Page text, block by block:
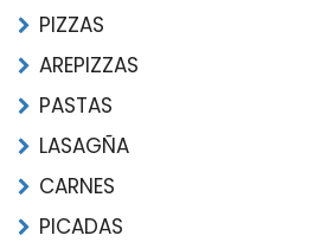
PIZZAS
AREPIZZAS
PASTAS
LASAGÑA
CARNES
PICADAS